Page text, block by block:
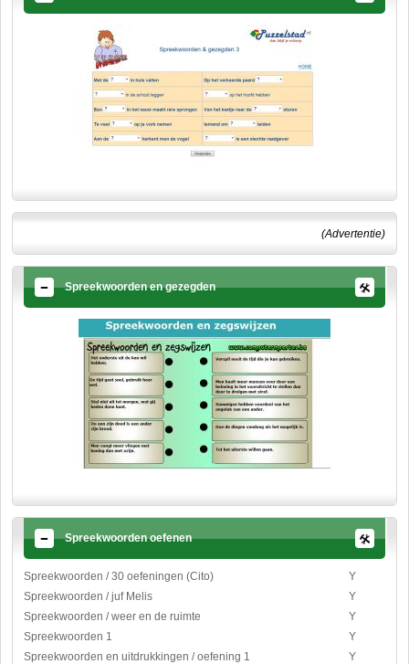
(Advertentie)
Spreekwoorden en gezegden
Spreekwoorden oefenen
Spreekwoorden / 30 oefeningen (Cito)
Y
Spreekwoorden / juf Melis
Y
Spreekwoorden / weer en de ruimte
Y
Spreekwoorden 1
Y
Spreekwoorden en uitdrukkingen / oefening 1
Y